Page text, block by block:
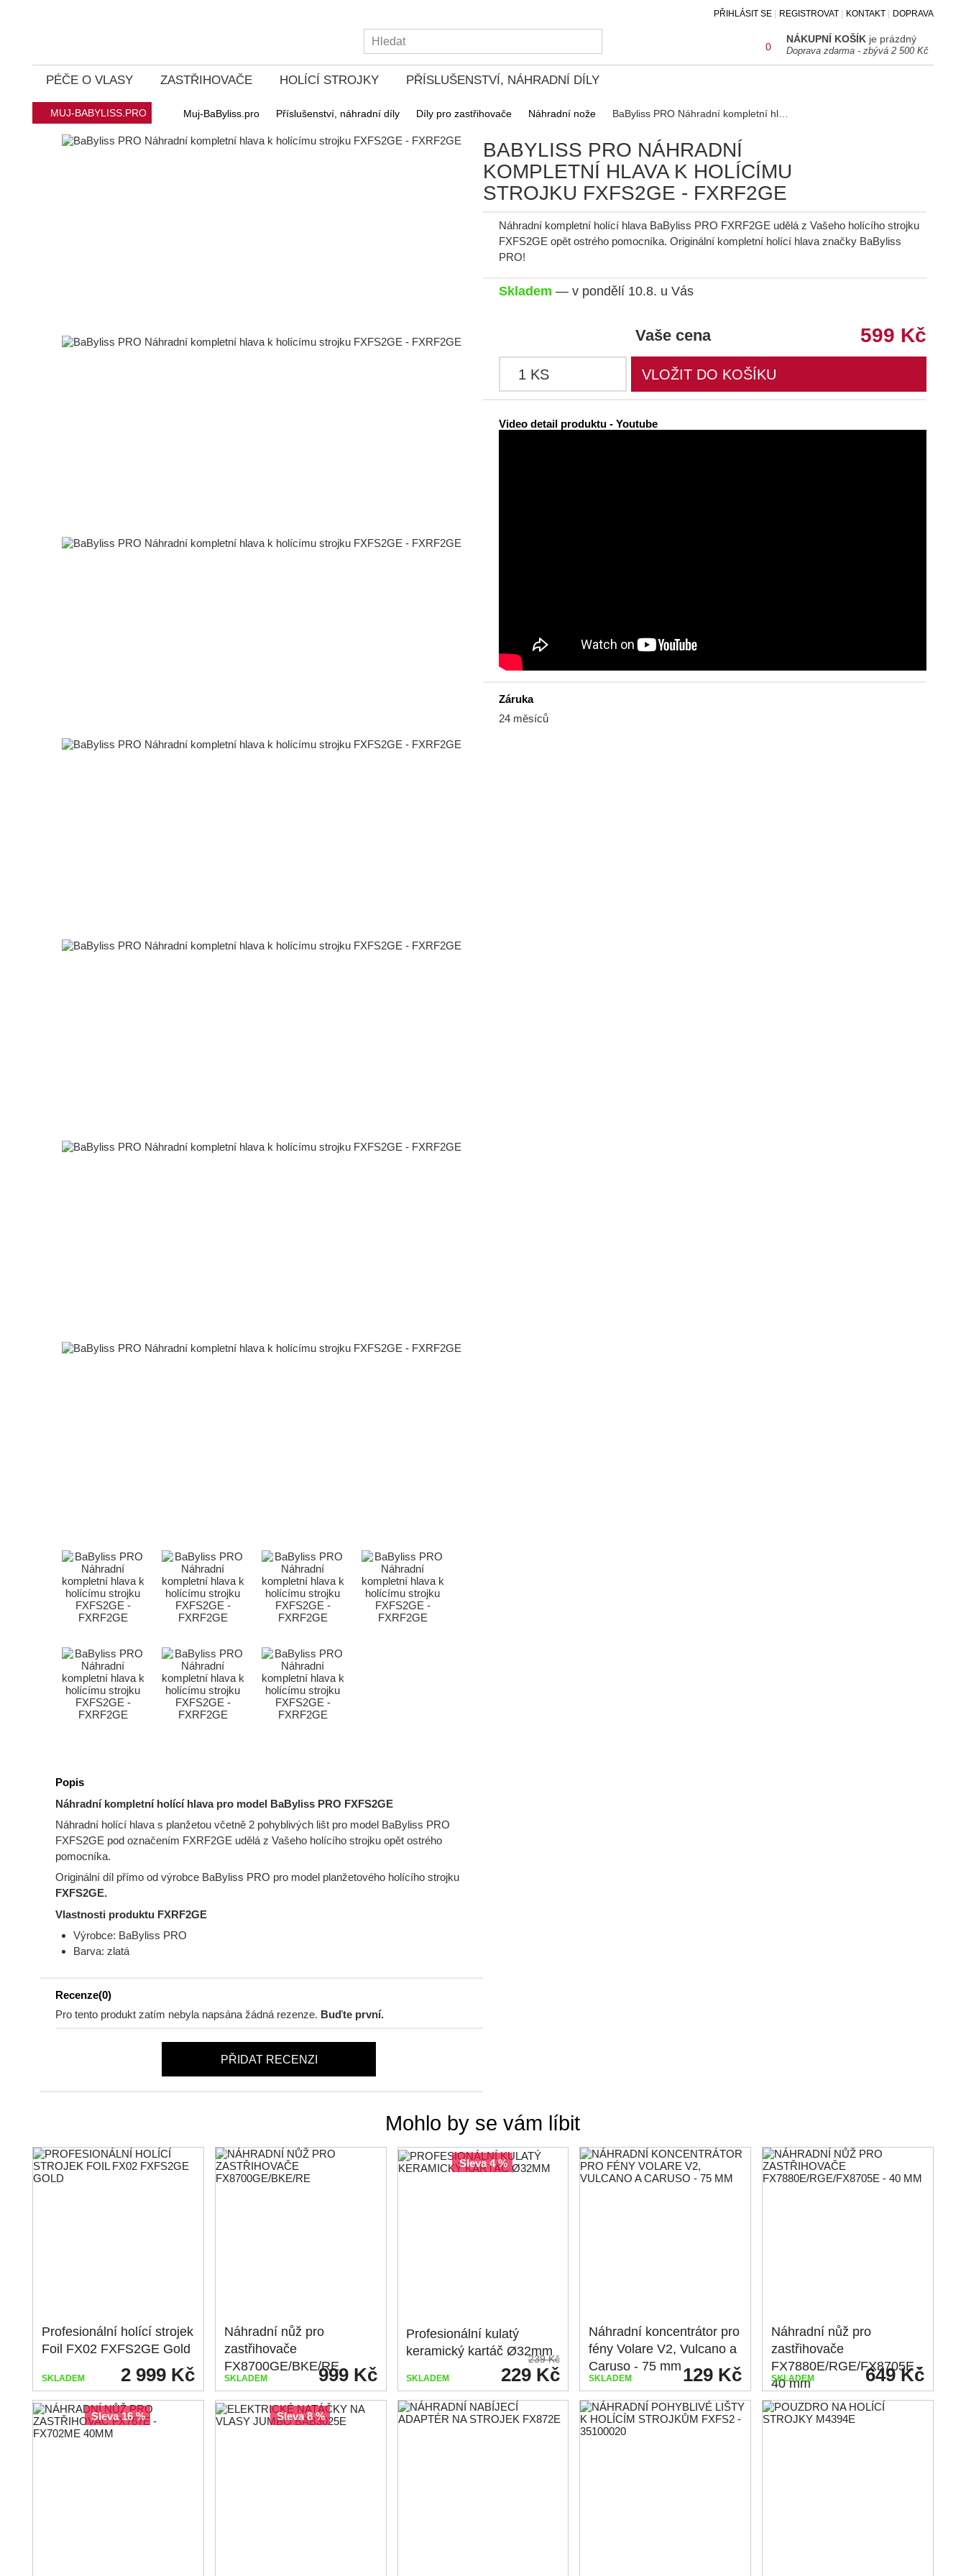
PŘIHLÁSIT SE REGISTROVAT KONTAKT DOPRAVA
0
NÁKUPNÍ KOŠÍK je prázdný
Doprava zdarma - zbývá 2 500 Kč
PÉČE O VLASY ZASTŘIHOVAČE HOLÍCÍ STROJKY PŘÍSLUŠENSTVÍ, NÁHRADNÍ DÍLY
MUJ-BABYLISS.PRO Muj-BaByliss.pro Příslušenství, náhradní díly Díly pro zastřihovače Náhradní nože BaByliss PRO Náhradní kompletní hlava k holícímu strojku FXFS2GE - FXRF2GE
Popis
Náhradní kompletní holící hlava pro model BaByliss PRO FXFS2GE
Náhradní holící hlava s planžetou včetně 2 pohyblivých lišt pro model BaByliss PRO
FXFS2GE pod označením FXRF2GE udělá z Vašeho holícího strojku opět ostrého
pomocníka.
Originální díl přímo od výrobce BaByliss PRO pro model planžetového holícího strojku
FXFS2GE.
Vlastnosti produktu FXRF2GE
Výrobce: BaByliss PRO
Barva: zlatá
Recenze(0)
Pro tento produkt zatím nebyla napsána žádná rezenze. Buďte první.
PŘIDAT RECENZI
BABYLISS PRO NÁHRADNÍ
KOMPLETNÍ HLAVA K HOLÍCÍMU
STROJKU FXFS2GE - FXRF2GE
Náhradní kompletní holící hlava BaByliss PRO FXRF2GE udělá z Vašeho holícího strojku
FXFS2GE opět ostrého pomocníka. Originální kompletní holící hlava značky BaByliss
PRO!
Skladem — v pondělí 10.8. u Vás
Vaše cena 599 Kč
Video detail produktu - Youtube
Záruka
24 měsíců
Mohlo by se vám líbit
Profesionální holící strojek
Foil FX02 FXFS2GE Gold
2 999 Kč
SKLADEM
Náhradní nůž pro
zastřihovače
FX8700GE/BKE/RE999 Kč
SKLADEM
sleva 4 %
Profesionální kulatý
keramický kartáč Ø32mm
239 Kč
229 Kč
SKLADEM
Náhradní koncentrátor pro
fény Volare V2, Vulcano a
Caruso - 75 mm 129 Kč
SKLADEM
Náhradní nůž pro
zastřihovače
FX7880E/RGE/FX8705E -
40 mm
649 Kč
SKLADEM
sleva 16 % sleva 8 %